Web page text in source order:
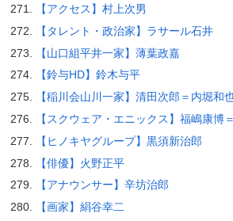
【アクセス】村上次男
【タレント・政治家】ラサール石井
【山口組平井一家】薄葉政嘉
【鈴与HD】鈴木与平
【稲川会山川一家】清田次郎＝内堀和
【スクウェア・エニックス】福嶋康博
【ヒノキヤグループ】黒須新治郎
【俳優】火野正平
【アナウンサー】辛坊治郎
【画家】絹谷幸二